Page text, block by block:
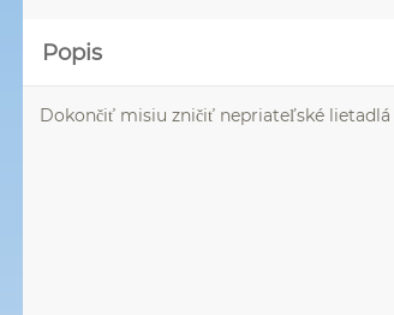
Popis
Dokončiť misiu zničiť nepriateľské